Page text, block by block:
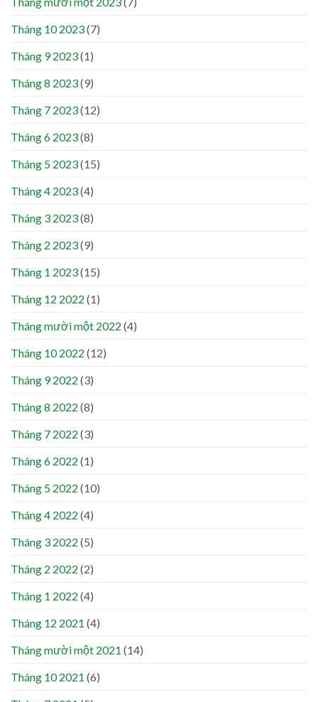
Tháng 10 2023(7)
Tháng 9 2023(1)
Tháng 8 2023(9)
Tháng 7 2023(12)
Tháng 6 2023(8)
Tháng 5 2023(15)
Tháng 4 2023(4)
Tháng 3 2023(8)
Tháng 2 2023(9)
Tháng 1 2023(15)
Tháng 12 2022 (1)
Tháng mười một 2022 (4)
Tháng 10 2022 (12)
Tháng 9 2022 (3)
Tháng 8 2022 (8)
Tháng 7 2022 (3)
Tháng 6 2022 (1)
Tháng 5 2022 (10)
Tháng 4 2022 (4)
Tháng 3 2022 (5)
Tháng 2 2022 (2)
Tháng 1 2022 (4)
Tháng 12 2021 (4)
Tháng mười một 2021 (14)
Tháng 10 2021 (6)